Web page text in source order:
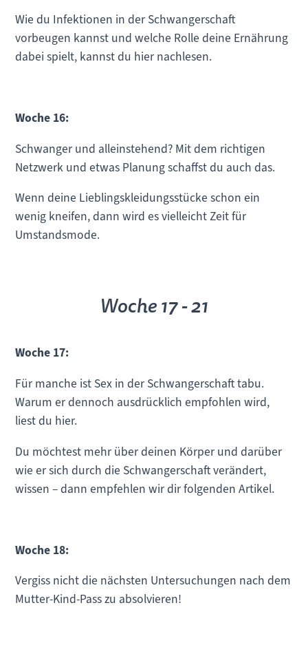
Wie du Infektionen in der Schwangerschaft
vorbeugen kannst und welche Rolle deine Ernährung
dabei spielt, kannst du hier nachlesen.
Woche 16:
Schwanger und alleinstehend? Mit dem richtigen
Netzwerk und etwas Planung schaffst du auch das.
Wenn deine Lieblingskleidungsstücke schon ein
wenig kneifen, dann wird es vielleicht Zeit für
Umstandsmode.
Woche 17 - 21
Woche 17:
Für manche ist Sex in der Schwangerschaft tabu.
Warum er dennoch ausdrücklich empfohlen wird,
liest du hier.
Du möchtest mehr über deinen Körper und darüber
wie er sich durch die Schwangerschaft verändert,
wissen – dann empfehlen wir dir folgenden Artikel.
Woche 18:
Vergiss nicht die nächsten Untersuchungen nach dem
Mutter-Kind-Pass zu absolvieren!